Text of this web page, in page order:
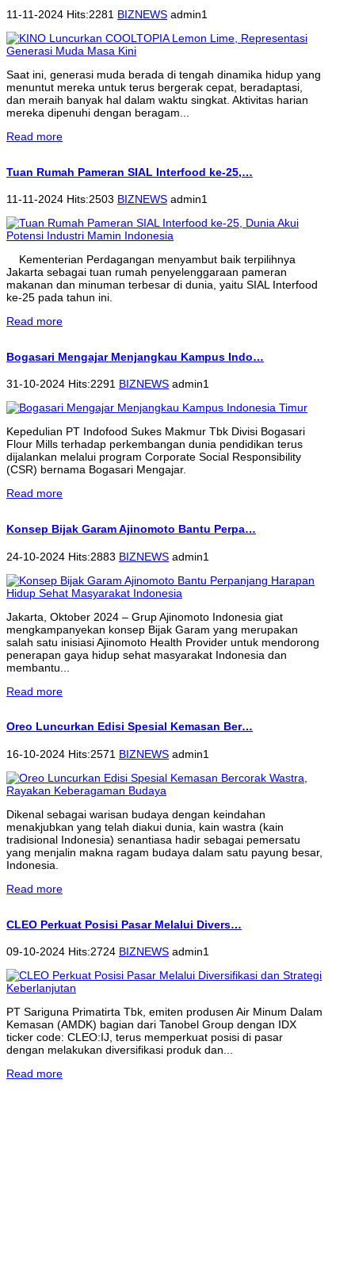
11-11-2024 Hits:2281 BIZNEWS admin1
Saat ini, generasi muda berada di tengah dinamika hidup yang
menuntut mereka untuk terus bergerak cepat, beradaptasi,
dan meraih banyak hal dalam waktu singkat. Aktivitas harian
mereka dipenuhi dengan beragam...
Read more
Tuan Rumah Pameran SIAL Interfood ke-25,…
11-11-2024 Hits:2503 BIZNEWS admin1
Kementerian Perdagangan menyambut baik terpilihnya
Jakarta sebagai tuan rumah penyelenggaraan pameran
makanan dan minuman terbesar di dunia, yaitu SIAL Interfood
ke-25 pada tahun ini.
Read more
Bogasari Mengajar Menjangkau Kampus Indo…
31-10-2024 Hits:2291 BIZNEWS admin1
Kepedulian PT Indofood Sukes Makmur Tbk Divisi Bogasari
Flour Mills terhadap perkembangan dunia pendidikan terus
dijalankan melalui program Corporate Social Responsibility
(CSR) bernama Bogasari Mengajar.
Read more
Konsep Bijak Garam Ajinomoto Bantu Perpa…
24-10-2024 Hits:2883 BIZNEWS admin1
Jakarta, Oktober 2024 – Grup Ajinomoto Indonesia giat
mengkampanyekan konsep Bijak Garam yang merupakan
salah satu inisiasi Ajinomoto Health Provider untuk mendorong
penerapan gaya hidup sehat masyarakat Indonesia dan
membantu...
Read more
Oreo Luncurkan Edisi Spesial Kemasan Ber…
16-10-2024 Hits:2571 BIZNEWS admin1
Dikenal sebagai warisan budaya dengan keindahan
menakjubkan yang telah diakui dunia, kain wastra (kain
tradisional Indonesia) senantiasa hadir sebagai pemersatu
yang menjalin makna ragam budaya dalam satu payung besar,
Indonesia.
Read more
CLEO Perkuat Posisi Pasar Melalui Divers…
09-10-2024 Hits:2724 BIZNEWS admin1
PT Sariguna Primatirta Tbk, emiten produsen Air Minum Dalam
Kemasan (AMDK) bagian dari Tanobel Group dengan IDX
ticker code: CLEO:IJ, terus memperkuat posisi di pasar
dengan melakukan diversifikasi produk dan...
Read more